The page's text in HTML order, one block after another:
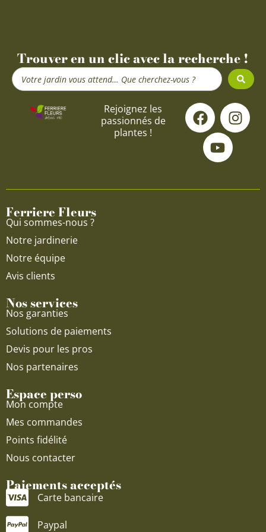
Trouver en un clic avec la recherche !
Search
...
Rejoignez les
passionnés de
plantes !
F
a
c
e
o
I
n
s
g
Y
o
u
t
u
b
Ferriere Fleurs
Qui sommes-nous ?
Notre jardinerie
Notre équipe
Avis clients
Nos services
Nos garanties
Solutions de paiements
Devis pour les pros
Nos partenaires
Espace perso
Mon compte
Mes commandes
Points fidélité
Nous contacter
Paiements acceptés
Carte bancaire
Paypal